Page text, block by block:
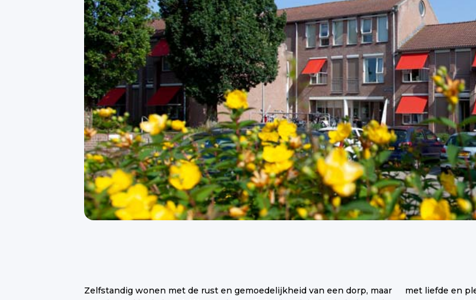
Zelfstandig wonen met de rust en gemoedelijkheid van een dorp, maar
met liefde en plezier dagelijkse activiteiten organiseert in de